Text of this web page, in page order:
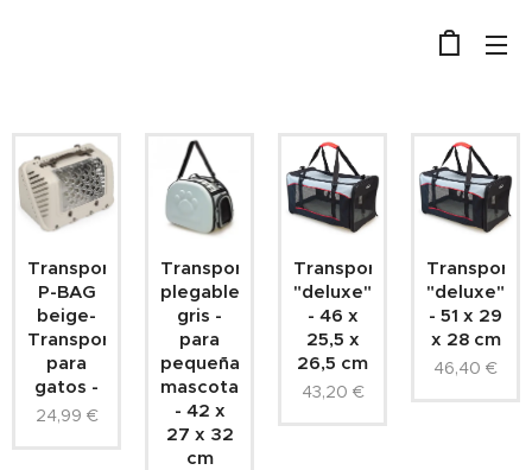
Transportin
P-BAG
beige-
Transportin
para
gatos -
24,99 €
Transportín
plegable
gris -
para
pequeñas
mascotas
- 42 x
27 x 32
cm
Transportín/bolsa
"deluxe"
- 46 x
25,5 x
26,5 cm
43,20 €
"deluxe"
- 51 x 29
x 28 cm
46,40 €